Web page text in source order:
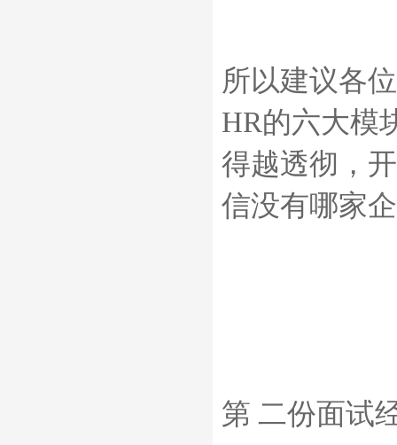
所以建议各
HR的六大模
得越透彻，
信没有哪家
第 二份面试